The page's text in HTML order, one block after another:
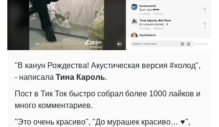
"В канун Рождества! Акустическая версия #холод",
- написала Тина Кароль.
Пост в Тик Ток быстро собрал более 1000 лайков и
много комментариев.
"Это очень красиво", "До мурашек красиво… ♥️",